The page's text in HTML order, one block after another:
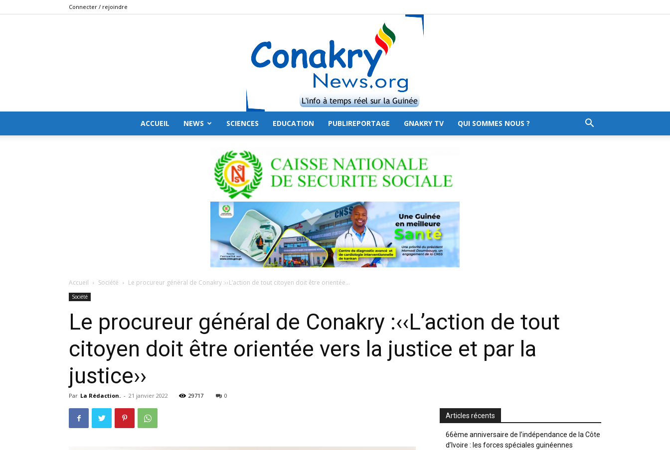
Connecter / rejoindre
ACCUEIL NEWS SCIENCES EDUCATION PUBLIREPORTAGE GNAKRY TV QUI SOMMES NOUS ?
Accueil Société Le procureur général de Conakry :‹‹L’action de tout citoyen doit être orientée...
Société
Le procureur général de Conakry :‹‹L’action de tout
citoyen doit être orientée vers la justice et par la
justice››
Par La Rédaction. - 21 janvier 2022 29717 0
Articles récents
66ème anniversaire de l’indépendance de la Côte
d’Ivoire : les forces spéciales guinéennes